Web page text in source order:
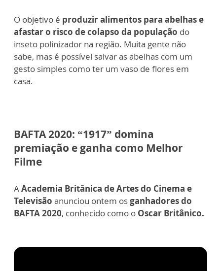
O objetivo é produzir alimentos para abelhas e
afastar o risco de colapso da população do
inseto polinizador na região. Muita gente não
sabe, mas é possível salvar as abelhas com um
gesto simples como ter um vaso de flores em
casa.
BAFTA 2020: “1917” domina
premiação e ganha como Melhor
Filme
AAcademia Britânica de Artes do Cinema e
Televisão anunciou ontem osganhadores do
BAFTA 2020, conhecido como o Oscar Britânico.